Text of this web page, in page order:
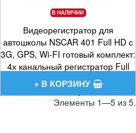
Видеорегистратор для
автошколы NSCAR 401 Full HD с
3G, GPS, Wi-FI готовый комплект:
4х канальный регистратор Full
HD, 4 камеры Full HD, провода
57700 р.
Элементы 1—5 из 5.